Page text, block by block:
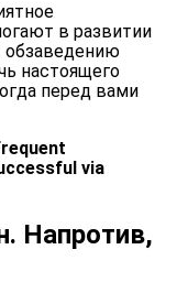
в развитии
обзаведению
настоящего
перед вами
via
Напротив,